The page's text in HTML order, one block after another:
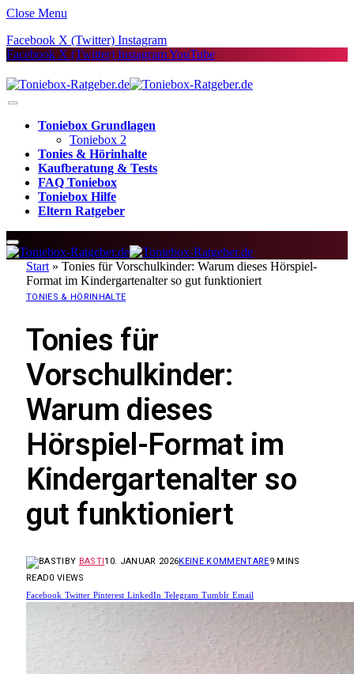
Close Menu
Facebook X (Twitter) Instagram
Facebook X (Twitter) InstagramYouTube
Toniebox Grundlagen
Toniebox 2
Tonies & Hörinhalte
Kaufberatung & Tests
FAQ Toniebox
Toniebox Hilfe
Eltern Ratgeber
Start » Tonies für Vorschulkinder: Warum dieses Hörspiel-
Format im Kindergartenalter so gut funktioniert
TONIES & HÖRINHALTE
Tonies für
Vorschulkinder:
Warum dieses
Hörspiel-Format im
Kindergartenalter so
gut funktioniert
BY BASTI10. JANUAR 2026KEINE KOMMENTARE9 MINS
READ0 VIEWS
Facebook Twitter Pinterest LinkedIn Telegram Tumblr Email